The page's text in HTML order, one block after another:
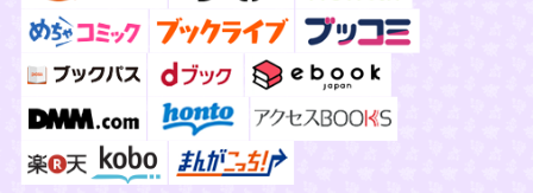
カクテルキス文庫
スフレコミックス
ロイヤルキス＆チュールキス
TLコミック
BLノベル
TLノベル
作品一覧
会社情報一覧
会社概要